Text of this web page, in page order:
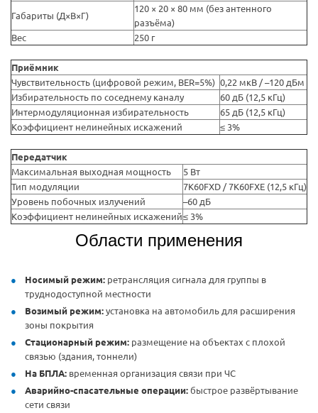
Габариты (Д×В×Г)
120 × 20 × 80 мм (без антенного
разъёма)
Вес
250 г
Приёмник
Чувствительность (цифровой режим, BER=5%) 0,22 мкВ / –120 дБм
Избирательность по соседнему каналу
60 дБ (12,5 кГц)
Интермодуляционная избирательность
65 дБ (12,5 кГц)
Коэффициент нелинейных искажений
≤ 3%
Передатчик
Максимальная выходная мощность
5 Вт
Тип модуляции
7K60FXD / 7K60FXE (12,5 кГц)
Уровень побочных излучений
–60 дБ
Коэффициент нелинейных искажений≤ 3%
Области применения
Носимый режим: ретрансляция сигнала для группы в
труднодоступной местности
Возимый режим:установка на автомобиль для расширения
зоны покрытия
Стационарный режим: размещение на объектах с плохой
связью (здания, тоннели)
На БПЛА: временная организация связи при ЧС
Аварийно-спасательные операции:быстрое развёртывание
сети связи